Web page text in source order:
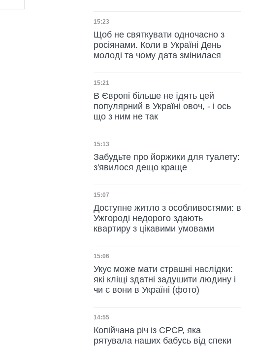
Дата публікації
15:23
Щоб не святкувати одночасно з
росіянами. Коли в Україні День
молоді та чому дата змінилася
Дата публікації
15:21
В Європі більше не їдять цей
популярний в Україні овоч, - і ось
що з ним не так
Дата публікації
15:13
Забудьте про йоржики для туалету:
з'явилося дещо краще
Дата публікації
15:07
Доступне житло з особливостями: в
Ужгороді недорого здають
квартиру з цікавими умовами
Дата публікації
15:06
Укус може мати страшні наслідки:
які кліщі здатні задушити людину і
чи є вони в Україні (фото)
Дата публікації
14:55
Копійчана річ із СРСР, яка
рятувала наших бабусь від спеки